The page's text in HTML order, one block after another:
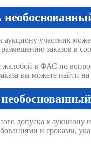
аукциону участник
заказов в
в ФАС по
вы можете найти
допуска к
и сроками,